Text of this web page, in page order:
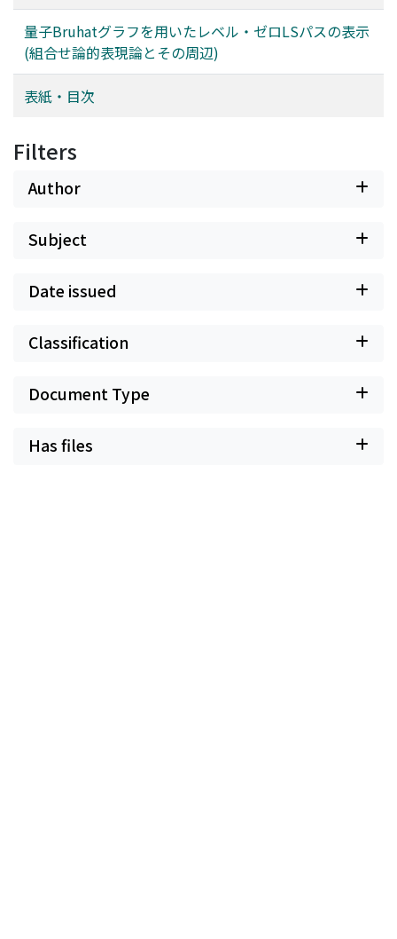
量子Bruhatグラフを用いたレベル・ゼロLSパスの表示
(組合せ論的表現論とその周辺)
表紙・目次
Filters
Author
Subject
Date issued
Classification
Document Type
Has files